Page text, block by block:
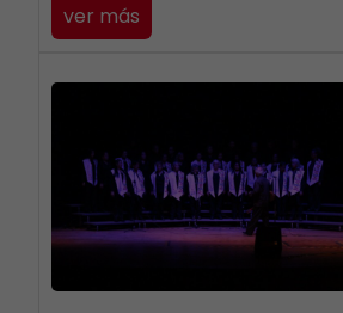
ver más